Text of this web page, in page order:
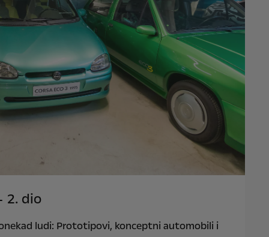
2. dio
ludi: Prototipovi, konceptni automobili i